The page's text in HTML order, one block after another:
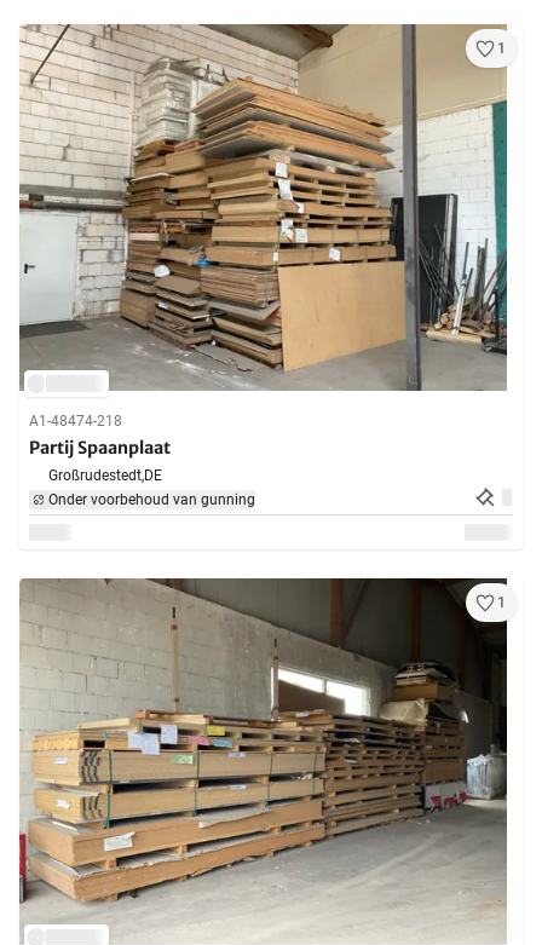
1
A1-48474-218
Partij Spaanplaat
Großrudestedt,DE
Onder voorbehoud van gunning
1